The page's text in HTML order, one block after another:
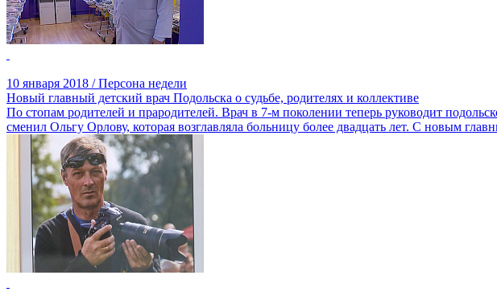
10 января 2018 / Персона недели
Новый главный детский врач Подольска о судьбе, родителях и коллективе
По стопам родителей и прародителей. Врач в 7-м поколении теперь руководит
сменил Ольгу Орлову, которая возглавляла больницу более двадцать лет. С новым